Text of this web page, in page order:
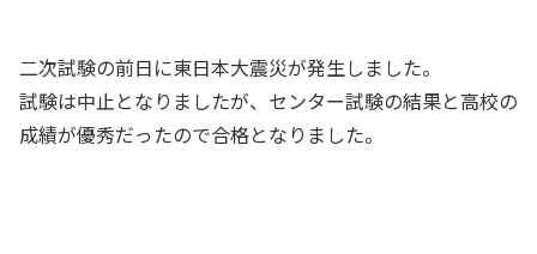
二次試験の前日に東日本大震災が発生しました。
試験は中止となりましたが、センター試験の結果と高校の
成績が優秀だったので合格となりました。